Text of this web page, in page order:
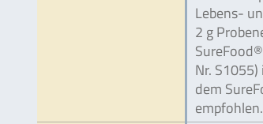
Lebens-
2 g
Nr.
dem
empfohlen.